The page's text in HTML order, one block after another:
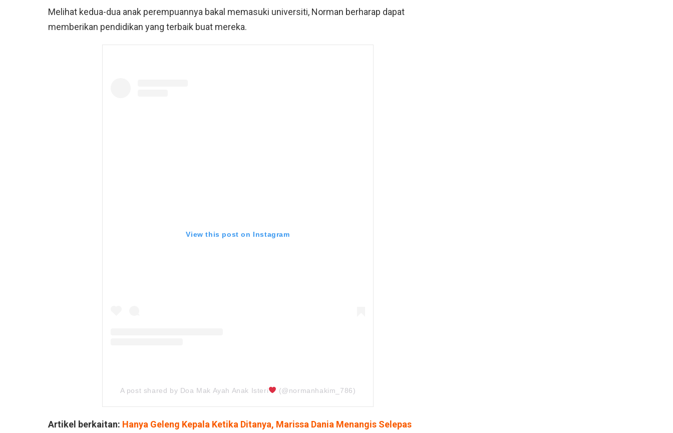
Melihat kedua-dua anak perempuannya bakal memasuki universiti, Norman berharap dapat
memberikan pendidikan yang terbaik buat mereka.
View this post on Instagram
A post shared by Doa Mak Ayah Anak Isteri (@normanhakim_786)
Artikel berkaitan: Hanya Geleng Kepala Ketika Ditanya, Marissa Dania Menangis Selepas